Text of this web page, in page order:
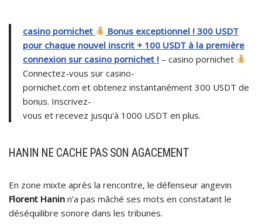
casino pornichet
Bonus exceptionnel ! 300 USDT
pour chaque nouvel inscrit + 100 USDT à la première
connexion sur casino pornichet ! – casino pornichet
Connectez-vous sur casino-
pornichet.com et obtenez instantanément 300 USDT de
bonus. Inscrivez-
vous et recevez jusqu'à 1000 USDT en plus.
HANIN NE CACHE PAS SON AGACEMENT
En zone mixte après la rencontre, le défenseur angevin
Florent Hanin n’a pas mâché ses mots en constatant le
déséquilibre sonore dans les tribunes.